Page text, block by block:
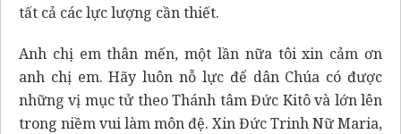
tất cả các lực lượng cần thiết.
Anh chị em thân mến, một lần nữa tôi xin cảm ơn
anh chị em. Hãy luôn nỗ lực để dân Chúa có được
những vị mục tử theo Thánh tâm Đức Kitô và lớn lên
trong niềm vui làm môn đệ. Xin Đức Trinh Nữ Maria,